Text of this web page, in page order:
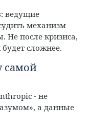
ведущие
механизм
Не после кризиса,
сложнее.
самой
- не
а данные